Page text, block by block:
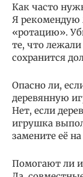
Как часто
Я рекомендую
«ротацию».
те, что
сохранится
Опасно ли,
деревянную
Нет, если
игрушка
замените её
Помогают ли